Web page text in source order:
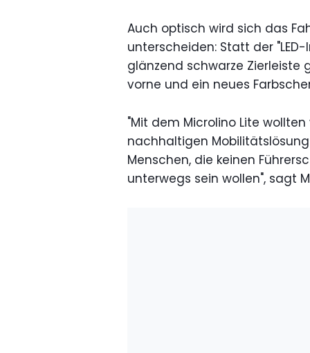
Auch optisch wird sich das
unterscheiden: Statt der
glänzend schwarze Zierleiste
vorne und ein neues
"Mit dem Microlino Lite
nachhaltigen
Menschen, die keinen
unterwegs sein wollen", sagt